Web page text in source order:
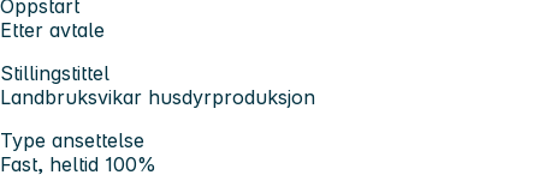
Oppstart
Etter avtale
Stillingstittel
Landbruksvikar husdyrproduksjon
Type ansettelse
Fast, heltid 100%